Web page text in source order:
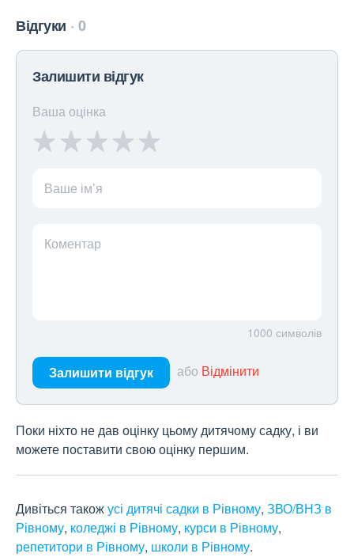
Відгуки 0
Залишити відгук
Ваша оцінка
Ваше ім’я
Коментар
1000 символів
Залишити відгук або Відмінити
Поки ніхто не дав оцінку цьому дитячому садку, і ви
можете поставити свою оцінку першим.
Дивіться такожусі дитячі садки в Рівному, ЗВО/ВНЗ в
Рівному, коледжі в Рівному, курси в Рівному,
репетитори в Рівному, школи в Рівному.